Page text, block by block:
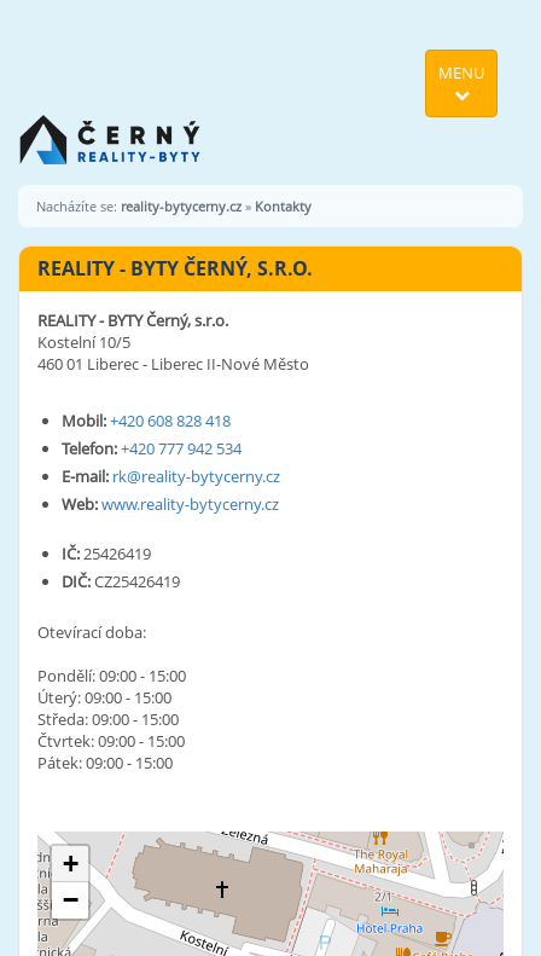
MENU
Nacházíte se: reality-bytycerny.cz » Kontakty
REALITY - BYTY ČERNÝ, S.R.O.
REALITY - BYTY Černý, s.r.o.
Kostelní 10/5
460 01 Liberec - Liberec II-Nové Město
Mobil:+420 608 828 418
Telefon:+420 777 942 534
E-mail: rk@reality-bytycerny.cz
Web:www.reality-bytycerny.cz
IČ:25426419
DIČ:CZ25426419
Otevírací doba:
Pondělí: 09:00 - 15:00
Úterý: 09:00 - 15:00
Středa: 09:00 - 15:00
Čtvrtek: 09:00 - 15:00
Pátek: 09:00 - 15:00
+
−